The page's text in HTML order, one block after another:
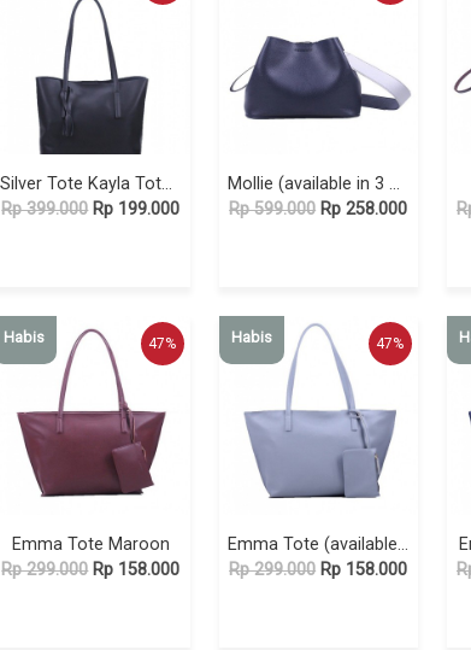
Silver Tote Kayla Tote Black
Rp 399.000Rp 199.000
Mollie (available in 3 colors)
Rp 599.000 Rp 258.000
47%
Habis
Emma Tote Maroon
Rp 299.000Rp 158.000
47%
Habis
Emma Tote (available in 4 colors)
Rp 299.000 Rp 158.000